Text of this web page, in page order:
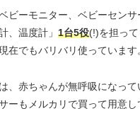
ビーモニター、ベビーセン
、温度計」 1台5役(!)を担っ
在でもバリバリ使っています
、赤ちゃんが無呼吸になって
ーもメルカリで買って用意し